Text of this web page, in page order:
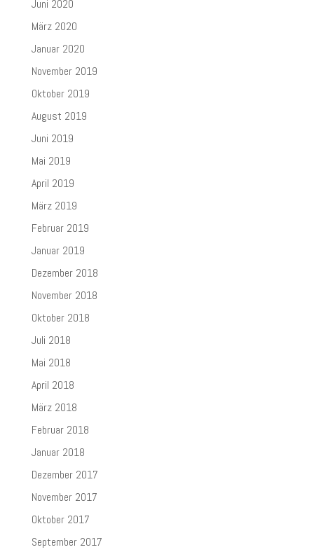
Juni 2020
März 2020
Januar 2020
November 2019
Oktober 2019
August 2019
Juni 2019
Mai 2019
April 2019
März 2019
Februar 2019
Januar 2019
Dezember 2018
November 2018
Oktober 2018
Juli 2018
Mai 2018
April 2018
März 2018
Februar 2018
Januar 2018
Dezember 2017
November 2017
Oktober 2017
September 2017